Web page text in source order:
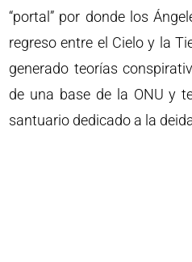
“portal” por donde los
regreso entre el Cielo y la
generado teorías
de una base de la ONU y
santuario dedicado a la